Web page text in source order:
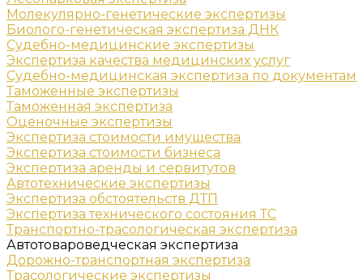
Молекулярно-генетические экспертизы
Биолого-генетическая экспертиза ДНК
Судебно-медицинские экспертизы
Экспертиза качества медицинских услуг
Судебно-медицинская экспертиза по документам
Таможенные экспертизы
Таможенная экспертиза
Оценочные экспертизы
Экспертиза стоимости имущества
Экспертиза стоимости бизнеса
Экспертиза аренды и сервитутов
Автотехнические экспертизы
Экспертиза обстоятельств ДТП
Экспертиза технического состояния ТС
Транспортно-трасологическая экспертиза
Автотовароведческая экспертиза
Дорожно-транспортная экспертиза
Трасологические экспертизы